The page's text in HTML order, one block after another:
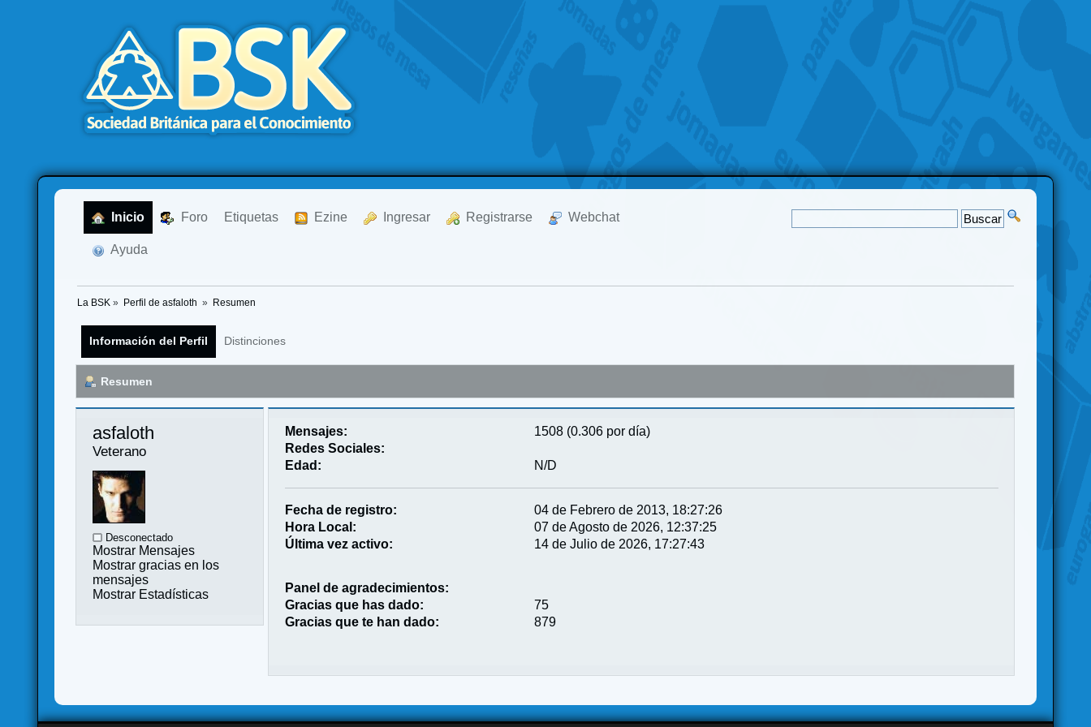
Inicio Foro Etiquetas Ezine Ingresar Registrarse Webchat
Ayuda
La BSK » Perfil de asfaloth » Resumen
Información del Perfil Distinciones
Resumen
asfaloth
Veterano
Desconectado
Mostrar Mensajes
Mostrar gracias en los
mensajes
Mostrar Estadísticas
Mensajes:
1508 (0.306 por día)
Redes Sociales:
Edad:
N/D
Fecha de registro:
04 de Febrero de 2013, 18:27:26
Hora Local:
07 de Agosto de 2026, 12:37:25
Última vez activo:
14 de Julio de 2026, 17:27:43
Panel de agradecimientos:
Gracias que has dado:
75
Gracias que te han dado:
879